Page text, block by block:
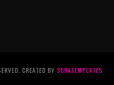
CREATED BY SORATEMPLATES